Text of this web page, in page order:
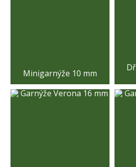
Minigarnýže 10 mm